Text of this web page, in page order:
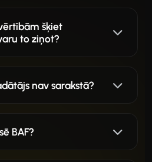
šķiet
to ziņot?
nav sarakstā?
BAF?